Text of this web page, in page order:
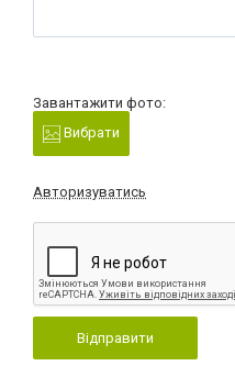
Завантажити фото:
Вибрати
Авторизуватись
Відправити